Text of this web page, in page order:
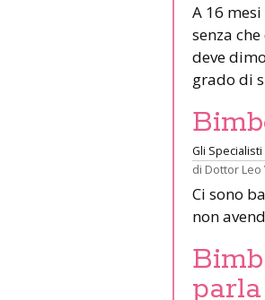
A 16
senza
deve
grado di
Gli
di Dottor
Ci sono
non
parla